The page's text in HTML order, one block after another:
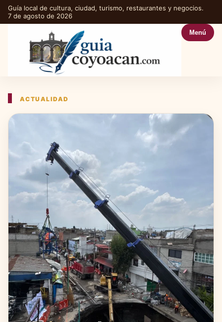
Guía local de cultura, ciudad, turismo, restaurantes y negocios.
7 de agosto de 2026
Menú
ACTUALIDAD